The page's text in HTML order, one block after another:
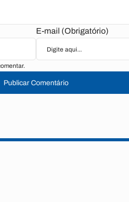
E-mail (Obrigatório)
Publicar Comentário